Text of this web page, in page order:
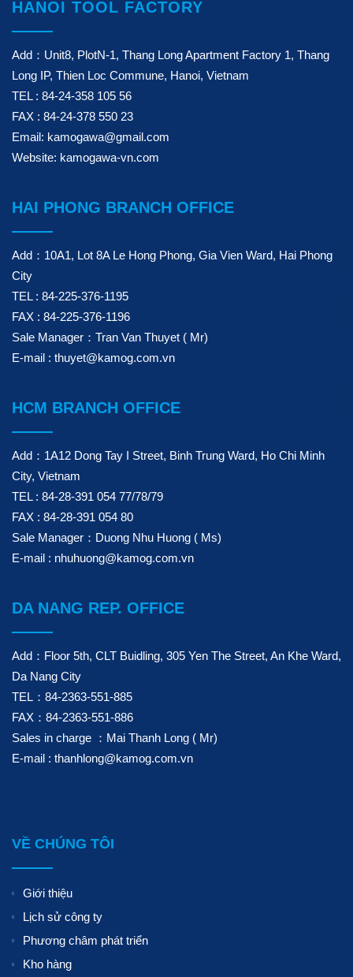
HANOI TOOL FACTORY
Add：Unit8, PlotN-1, Thang Long Apartment Factory 1, Thang
Long IP, Thien Loc Commune, Hanoi, Vietnam
TEL : 84-24-358 105 56
FAX : 84-24-378 550 23
Email: kamogawa@gmail.com
Website: kamogawa-vn.com
HAI PHONG BRANCH OFFICE
Add：10A1, Lot 8A Le Hong Phong, Gia Vien Ward, Hai Phong
City
TEL : 84-225-376-1195
FAX : 84-225-376-1196
Sale Manager：Tran Van Thuyet ( Mr)
E-mail : thuyet@kamog.com.vn
HCM BRANCH OFFICE
Add：1A12 Dong Tay I Street, Binh Trung Ward, Ho Chi Minh
City, Vietnam
TEL : 84-28-391 054 77/78/79
FAX : 84-28-391 054 80
Sale Manager：Duong Nhu Huong ( Ms)
E-mail : nhuhuong@kamog.com.vn
DA NANG REP. OFFICE
Add：Floor 5th, CLT Buidling, 305 Yen The Street, An Khe Ward,
Da Nang City
TEL：84-2363-551-885
FAX：84-2363-551-886
Sales in charge ：Mai Thanh Long ( Mr)
E-mail : thanhlong@kamog.com.vn
VỀ CHÚNG TÔI
Giới thiệu
Lịch sử công ty
Phương châm phát triển
Kho hàng